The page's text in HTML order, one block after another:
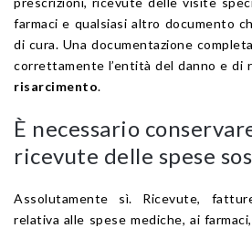
farmaci e qualsiasi altro documento
di cura. Una documentazione
correttamente l’entità del danno e di
risarcimento.
È necessario
ricevute delle spese
Assolutamente sì. Ricevute,
relativa alle spese mediche, ai